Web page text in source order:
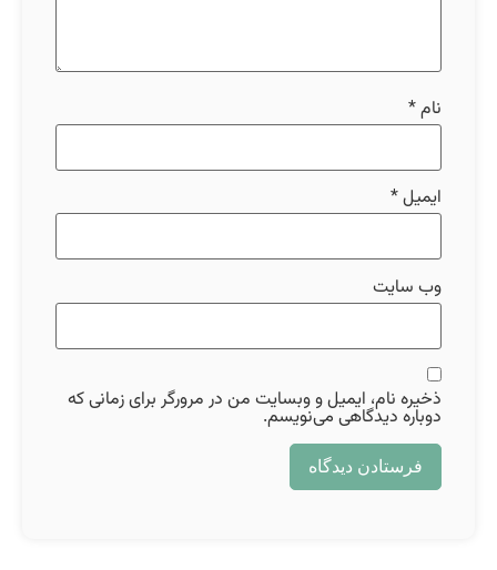
نام*
ایمیل*
وب‌ سایت
ذخیره نام، ایمیل و وبسایت من در مرورگر برای زمانی که
دوباره دیدگاهی می‌نویسم.